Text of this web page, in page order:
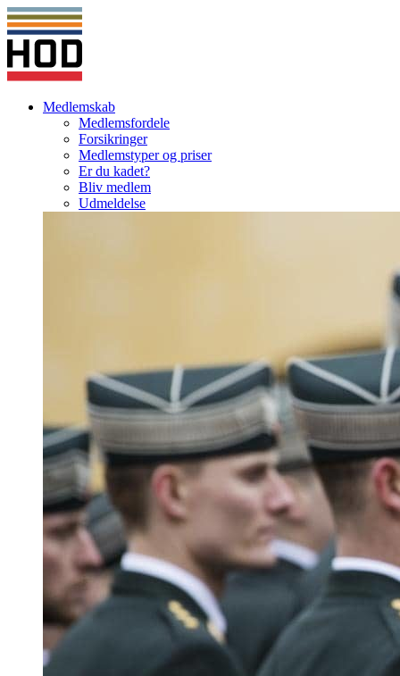
Medlemskab
Medlemsfordele
Forsikringer
Medlemstyper og priser
Er du kadet?
Bliv medlem
Udmeldelse